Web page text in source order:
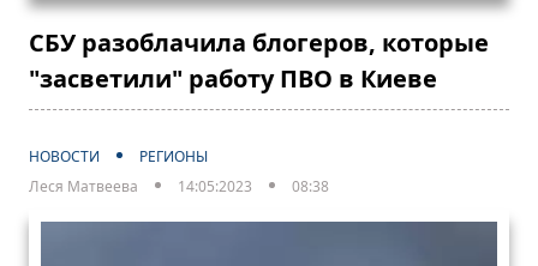
СБУ разоблачила блогеров, которые
"засветили" работу ПВО в Киеве
НОВОСТИ
РЕГИОНЫ
Леся Матвеева
14:05:2023 08:38